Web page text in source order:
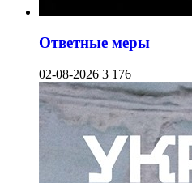
Ответные меры
02-08-2026 3 176